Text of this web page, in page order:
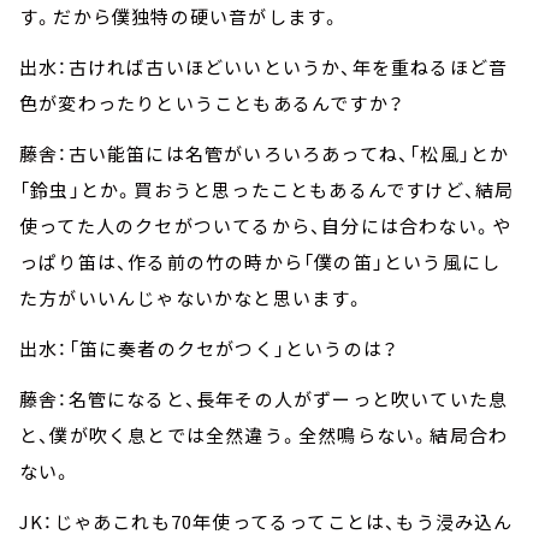
す。だから僕独特の硬い音がします。
出水：古ければ古いほどいいというか、年を重ねるほど音
色が変わったりということもあるんですか？
藤舎：古い能笛には名管がいろいろあってね、「松風」とか
「鈴虫」とか。買おうと思ったこともあるんですけど、結局
使ってた人のクセがついてるから、自分には合わない。や
っぱり笛は、作る前の竹の時から「僕の笛」という風にし
た方がいいんじゃないかなと思います。
出水：「笛に奏者のクセがつく」というのは？
藤舎：名管になると、長年その人がずーっと吹いていた息
と、僕が吹く息とでは全然違う。全然鳴らない。結局合わ
ない。
JK：じゃあこれも70年使ってるってことは、もう浸み込ん